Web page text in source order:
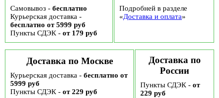
Самовывоз - бесплатно
Курьерская доставка -
бесплатно от 5999 руб
Пункты СДЭК - от 179 руб
Подробней в разделе
«Доставка и оплата»
Доставка по Москве
Курьерская доставка - бесплатно от
5999 руб
Пункты СДЭК - от 229 руб
Доставка по
России
Пункты СДЭК - от
229 руб